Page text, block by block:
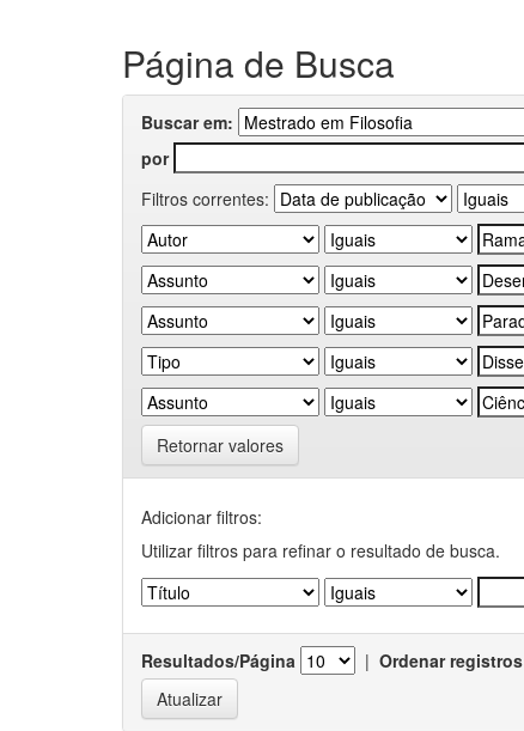
Página de Busca
Buscar em:
por
Filtros correntes:
Retornar valores
Adicionar filtros:
Utilizar filtros para refinar o resultado de busca.
Resultados/Página | Ordenar